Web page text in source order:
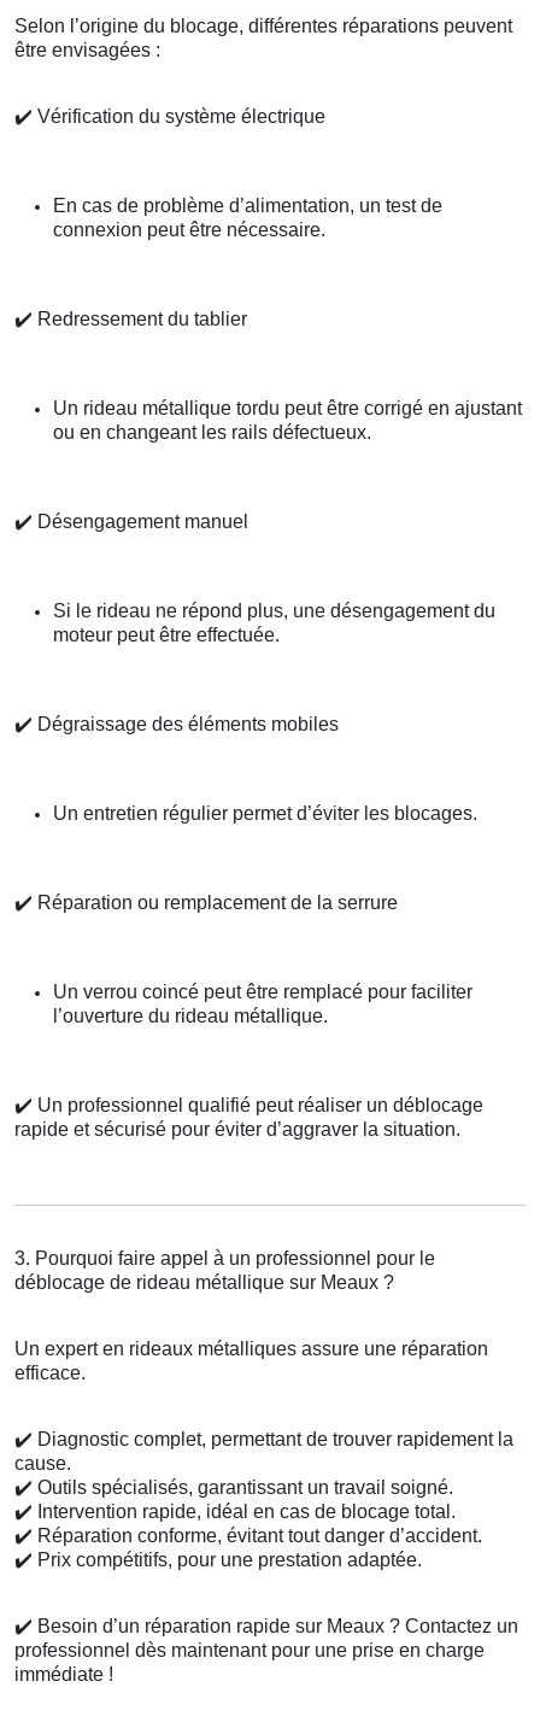
Selon l’origine du blocage, différentes réparations peuvent
être envisagées :
✔️ Vérification du système électrique
En cas de problème d’alimentation, un test de
connexion peut être nécessaire.
✔️ Redressement du tablier
Un rideau métallique tordu peut être corrigé en ajustant
ou en changeant les rails défectueux.
✔️ Désengagement manuel
Si le rideau ne répond plus, une désengagement du
moteur peut être effectuée.
✔️ Dégraissage des éléments mobiles
Un entretien régulier permet d’éviter les blocages.
✔️ Réparation ou remplacement de la serrure
Un verrou coincé peut être remplacé pour faciliter
l’ouverture du rideau métallique.
✔️ Un professionnel qualifié peut réaliser un déblocage
rapide et sécurisé pour éviter d’aggraver la situation.
3. Pourquoi faire appel à un professionnel pour le
déblocage de rideau métallique sur Meaux ?
Un expert en rideaux métalliques assure une réparation
efficace.
✔️ Diagnostic complet, permettant de trouver rapidement la
cause.
✔️ Outils spécialisés, garantissant un travail soigné.
✔️ Intervention rapide, idéal en cas de blocage total.
✔️ Réparation conforme, évitant tout danger d’accident.
✔️ Prix compétitifs, pour une prestation adaptée.
✔️ Besoin d’un réparation rapide sur Meaux ? Contactez un
professionnel dès maintenant pour une prise en charge
immédiate !